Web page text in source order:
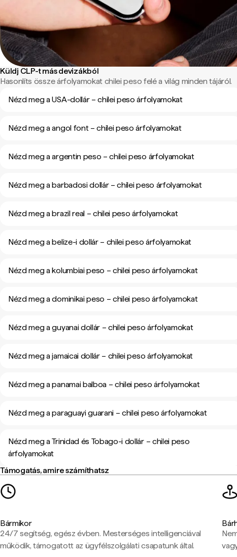
Küldj CLP-t más devizákból
Hasonlíts össze árfolyamokat chilei peso felé a világ minden tájáról.
Nézd meg a USA-dollár – chilei peso árfolyamokat
Nézd meg a angol font – chilei peso árfolyamokat
Nézd meg a argentin peso – chilei peso árfolyamokat
Nézd meg a barbadosi dollár – chilei peso árfolyamokat
Nézd meg a brazil real – chilei peso árfolyamokat
Nézd meg a belize-i dollár – chilei peso árfolyamokat
Nézd meg a kolumbiai peso – chilei peso árfolyamokat
Nézd meg a dominikai peso – chilei peso árfolyamokat
Nézd meg a guyanai dollár – chilei peso árfolyamokat
Nézd meg a jamaicai dollár – chilei peso árfolyamokat
Nézd meg a panamai balboa – chilei peso árfolyamokat
Nézd meg a paraguayi guarani – chilei peso árfolyamokat
Nézd meg a Trinidad és Tobago-i dollár – chilei peso
árfolyamokat
Támogatás, amire számíthatsz
Bármikor
24/7 segítség, egész évben. Mesterséges intelligenciával
működik, támogatott az ügyfélszolgálati csapatunk által.